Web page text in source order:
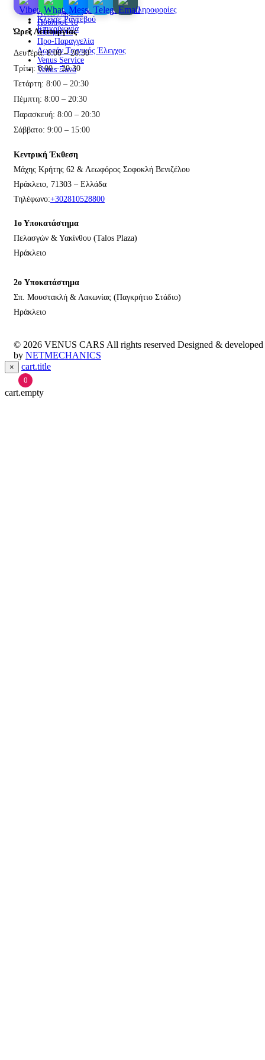
Τραπεζικοί Λογαριασμοί & Πληροφορίες
Κλείσε Ραντεβού
Επικοινωνία
Venus Εγγύηση
Αντάλλαξέ το
Πούλησέ το
Ζήτησέ το
Προ-Παραγγελία
Δωρεάν Τεχνικός Έλεγχος
Venus Service
Venus Ξανά
Ώρες Λειτουργίας
Δευτέρα: 8:00 – 20:30
Τρίτη: 8:00 – 20:30
Τετάρτη: 8:00 – 20:30
Πέμπτη: 8:00 – 20:30
Παρασκευή: 8:00 – 20:30
Σάββατο: 9:00 – 15:00
Κεντρική Έκθεση
Μάχης Κρήτης 62 & Λεωφόρος Σοφοκλή Βενιζέλου
Ηράκλειο, 71303 – Ελλάδα
Τηλέφωνο:+302810528800
1ο Υποκατάστημα
Πελασγών & Υακίνθου (Talos Plaza)
Ηράκλειο
2o Υποκατάστημα
Σπ. Μουστακλή & Λακωνίας (Παγκρήτιο Στάδιο)
Ηράκλειο
© 2026 VENUS CARS All rights reserved Designed & developed
by NETMECHANICS
× cart.title
0
cart.empty